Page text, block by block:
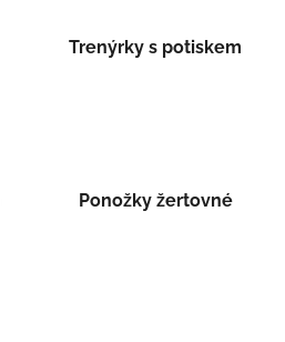
Trenýrky s potiskem
Ponožky žertovné